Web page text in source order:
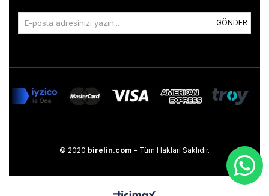
GÖNDER
© 2020 birelin.com - Tüm Hakları Saklıdır.